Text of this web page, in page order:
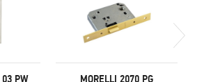
03 PW
MORELLI 2070 PG